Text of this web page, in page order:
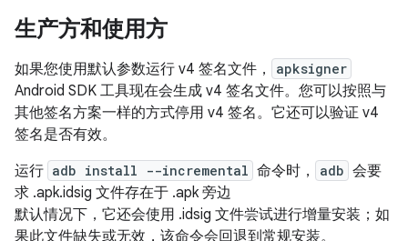
生产方和使用方
如果您使用默认参数运行 v4 签名文件， apksigner
Android SDK 工具现在会生成 v4 签名文件。您可以按照与
其他签名方案一样的方式停用 v4 签名。它还可以验证 v4
签名是否有效。
运行 adb install --incremental 命令时， adb 会要
求 .apk.idsig 文件存在于 .apk 旁边
默认情况下，它还会使用 .idsig 文件尝试进行增量安装；如
果此文件缺失或无效，该命令会回退到常规安装。